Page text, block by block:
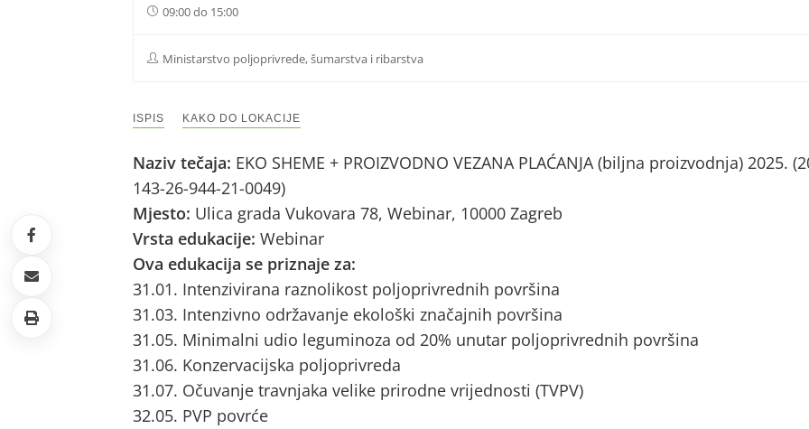
09:00 do 15:00
Ministarstvo poljoprivrede, šumarstva i ribarstva
ISPIS KAKO DO LOKACIJE
Naziv tečaja: EKO SHEME + PROIZVODNO VEZANA PLAĆANJA (biljna proizvodnja) 2025.
143-26-944-21-0049)
Mjesto: Ulica grada Vukovara 78, Webinar, 10000 Zagreb
Vrsta edukacije: Webinar
Ova edukacija se priznaje za:
31.01. Intenzivirana raznolikost poljoprivrednih površina
31.03. Intenzivno održavanje ekološki značajnih površina
31.05. Minimalni udio leguminoza od 20% unutar poljoprivrednih površina
31.06. Konzervacijska poljoprivreda
31.07. Očuvanje travnjaka velike prirodne vrijednosti (TVPV)
32.05. PVP povrće